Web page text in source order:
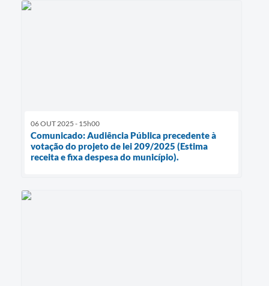
06 OUT 2025 - 15h00
Comunicado: Audiência Pública precedente à
votação do projeto de lei 209/2025 (Estima
receita e fixa despesa do município).